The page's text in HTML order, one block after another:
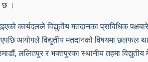
छ ।
कार्यदलले विद्युतीय मतदानका प्राविधिक
आयोगले विद्युतीय मतदानको विषयमा छलफल
ललितपुर र भक्तपुरका स्थानीय तहमा विद्युतीय